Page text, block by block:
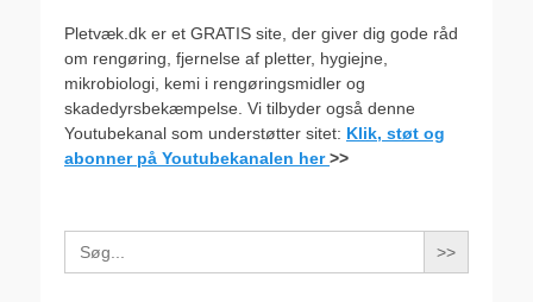
Pletvæk.dk er et GRATIS site, der giver dig gode råd
om rengøring, fjernelse af pletter, hygiejne,
mikrobiologi, kemi i rengøringsmidler og
skadedyrsbekæmpelse. Vi tilbyder også denne
Youtubekanal som understøtter sitet: Klik, støt og
abonner på Youtubekanalen her>>
Search
for: